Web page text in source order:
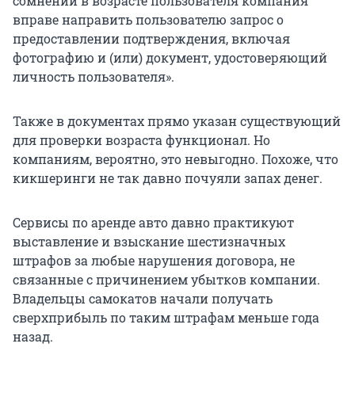
вправе направить пользователю запрос о
предоставлении подтверждения, включая
фотографию и (или) документ, удостоверяющий
личность пользователя».
Также в документах прямо указан существующий
для проверки возраста функционал. Но
компаниям, вероятно, это невыгодно. Похоже, что
кикшеринги не так давно почуяли запах денег.
Сервисы по аренде авто давно практикуют
выставление и взыскание шестизначных
штрафов за любые нарушения договора, не
связанные с причинением убытков компании.
Владельцы самокатов начали получать
сверхприбыль по таким штрафам меньше года
назад.